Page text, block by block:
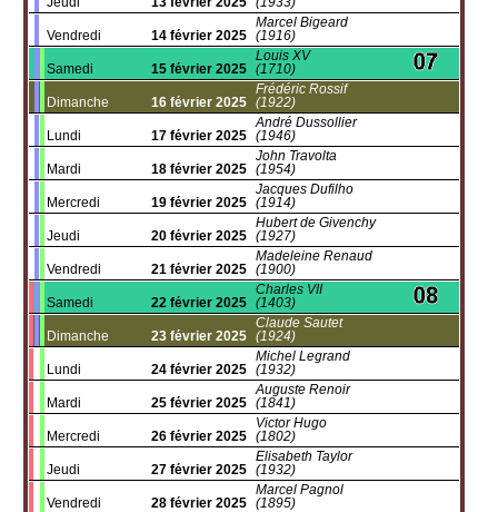
Vendredi 14 février 2025
Marcel Bigeard
(1916)
Samedi 15 février 2025
Louis XV
(1710)
Dimanche 16 février 2025
Frédéric Rossif
(1922)
Lundi 17 février 2025
André Dussollier
(1946)
Mardi 18 février 2025
John Travolta
(1954)
Mercredi 19 février 2025
Jacques Dufilho
(1914)
Jeudi 20 février 2025
Hubert de Givenchy
(1927)
Vendredi 21 février 2025
Madeleine Renaud
(1900)
Samedi 22 février 2025
Charles VII
(1403)
Dimanche 23 février 2025
Claude Sautet
(1924)
Lundi 24 février 2025
Michel Legrand
(1932)
Mardi 25 février 2025
Auguste Renoir
(1841)
Mercredi 26 février 2025
Victor Hugo
(1802)
Jeudi 27 février 2025
Elisabeth Taylor
(1932)
Vendredi 28 février 2025
Marcel Pagnol
(1895)